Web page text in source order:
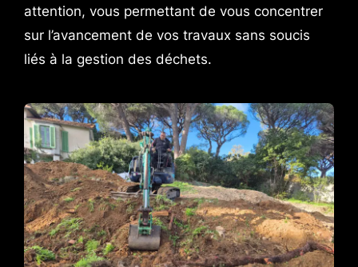
attention, vous permettant de vous concentrer
sur l’avancement de vos travaux sans soucis
liés à la gestion des déchets.